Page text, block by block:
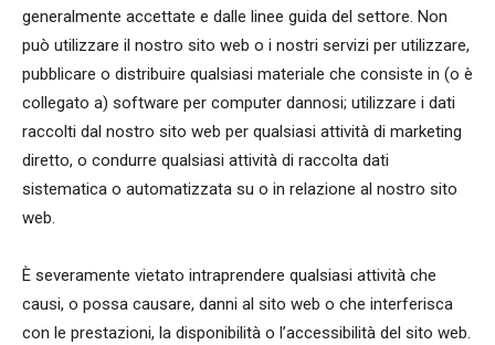
generalmente accettate e dalle linee guida del settore. Non
può utilizzare il nostro sito web o i nostri servizi per utilizzare,
pubblicare o distribuire qualsiasi materiale che consiste in (o è
collegato a) software per computer dannosi; utilizzare i dati
raccolti dal nostro sito web per qualsiasi attività di marketing
diretto, o condurre qualsiasi attività di raccolta dati
sistematica o automatizzata su o in relazione al nostro sito
web.
È severamente vietato intraprendere qualsiasi attività che
causi, o possa causare, danni al sito web o che interferisca
con le prestazioni, la disponibilità o l’accessibilità del sito web.